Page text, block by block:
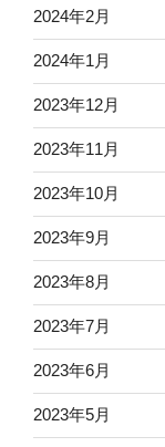
2024年2月
2024年1月
2023年12月
2023年11月
2023年10月
2023年9月
2023年8月
2023年7月
2023年6月
2023年5月